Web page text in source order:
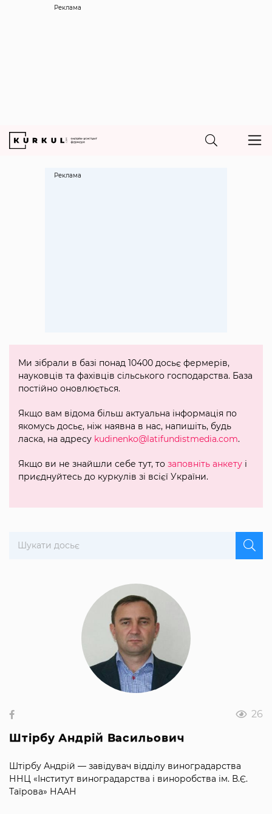
Реклама
26
Штірбу Андрій Васильович
Штірбу Андрій — завідувач відділу виноградарства
ННЦ «Інститут виноградарства і виноробства ім. В.Є.
Таїрова» НААН
Ми зібрали в базі понад 10400 досьє фермерів,
науковців та фахівців сільського господарства. База
постійно оновлюється.
Якщо вам відома більш актуальна інформація по
якомусь досьє, ніж наявна в нас, напишіть, будь
ласка, на адресу kudinenko@latifundistmedia.com.
Якщо ви не знайшли себе тут, то заповніть анкету і
приєднуйтесь до куркулів зі всієї України.
Реклама